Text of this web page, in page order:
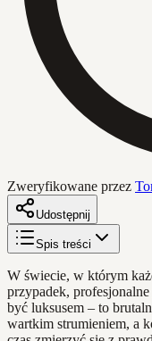
Zweryfikowane przez
Udostępnij
Spis treści
W świecie, w którym
przypadek, profesjonalne
być luksusem – to
wartkim strumieniem, a